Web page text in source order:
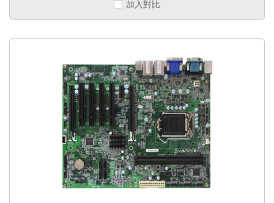
加入對比